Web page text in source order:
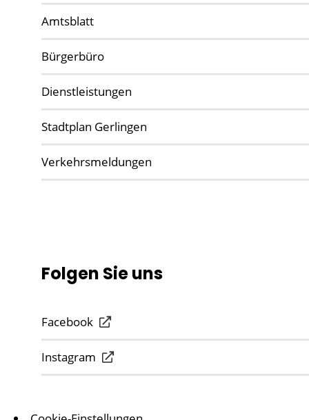
Amtsblatt
Bürgerbüro
Dienstleistungen
Stadtplan Gerlingen
Verkehrsmeldungen
Folgen Sie uns
Facebook
Instagram